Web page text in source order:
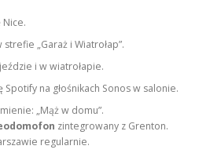
„Garaż i Wiatrołap”.
i w wiatrołapie.
Spotify na głośnikach Sonos w salonie.
„Mąż w domu”.
zintegrowany z Grenton.
regularnie.